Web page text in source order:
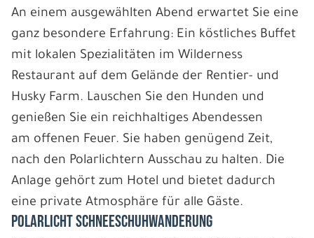
An einem ausgewählten Abend erwartet Sie eine
ganz besondere Erfahrung: Ein köstliches Buffet
mit lokalen Spezialitäten im Wilderness
Restaurant auf dem Gelände der Rentier- und
Husky Farm. Lauschen Sie den Hunden und
genießen Sie ein reichhaltiges Abendessen
am offenen Feuer. Sie haben genügend Zeit,
nach den Polarlichtern Ausschau zu halten. Die
Anlage gehört zum Hotel und bietet dadurch
eine private Atmosphäre für alle Gäste.
POLARLICHT SCHNEESCHUHWANDERUNG